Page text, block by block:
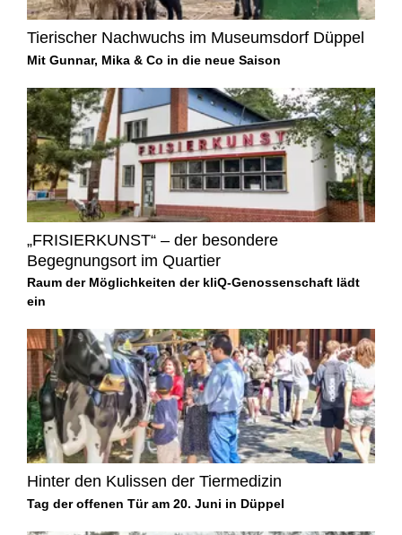
Tierischer Nachwuchs im Museumsdorf Düppel
Mit Gunnar, Mika & Co in die neue Saison
„FRISIERKUNST“ – der besondere
Begegnungsort im Quartier
Raum der Möglichkeiten der kliQ-Genossenschaft lädt
ein
Hinter den Kulissen der Tiermedizin
Tag der offenen Tür am 20. Juni in Düppel